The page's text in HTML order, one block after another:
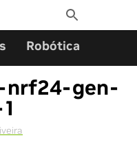
Toggle
Search
Robótica
gen-